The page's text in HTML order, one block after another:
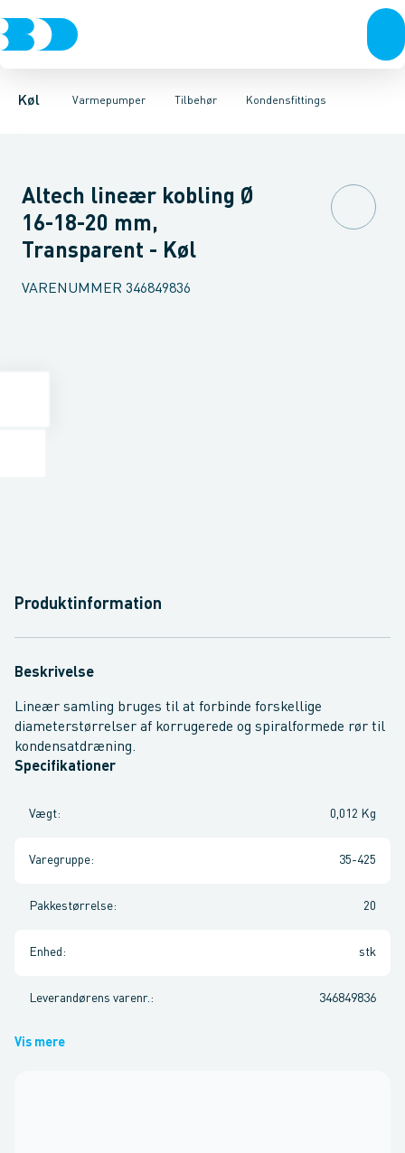
Køl Varmepumper
KompressorerKondenseringsaggregaterFordampere
Tilbehør
Luft til luftLuft til vand Jordvarme TilbehørReservedele
Kondensfittings
Rørkanal systemerMontageblokke FødderVibrationsdæmpere
Altech lineær kobling Ø
16-18-20 mm,
Transparent - Køl
VARENUMMER 346849836
Produktinformation
Beskrivelse
Lineær samling bruges til at forbinde forskellige
diameterstørrelser af korrugerede og spiralformede rør til
kondensatdræning.
Specifikationer
Vægt: 0,012 Kg
Varegruppe: 35-425
Pakkestørrelse: 20
Enhed : stk
Leverandørens varenr. : 346849836
Vis mere